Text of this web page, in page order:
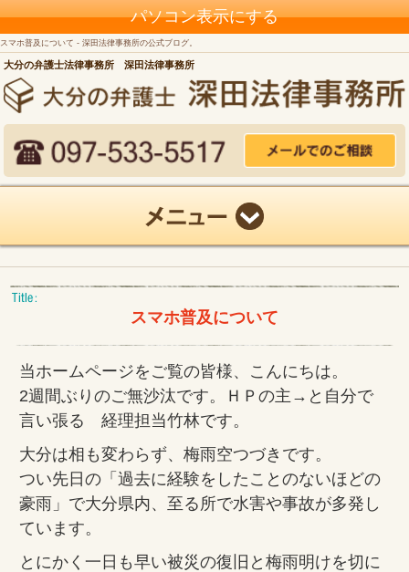
パソコン表示にする
スマホ普及について - 深田法律事務所の公式ブログ。
大分の弁護士法律事務所 深田法律事務所
スマホ普及について
当ホームページをご覧の皆様、こんにちは。
2週間ぶりのご無沙汰です。ＨＰの主→と自分で
言い張る 経理担当竹林です。
大分は相も変わらず、梅雨空つづきです。
つい先日の「過去に経験をしたことのないほどの
豪雨」で大分県内、至る所で水害や事故が多発し
ています。
とにかく一日も早い被災の復旧と梅雨明けを切に